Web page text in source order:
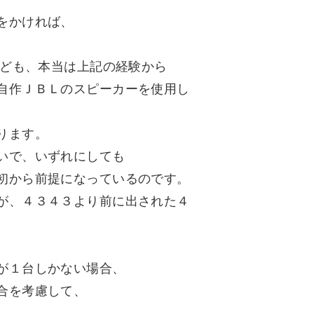
ければ、
も、本当は上記の経験から
作ＪＢＬのスピーカーを使用し
す。
で、いずれにしても
ら前提になっているのです。
４３４３より前に出された４
台しかない場合、
考慮して、